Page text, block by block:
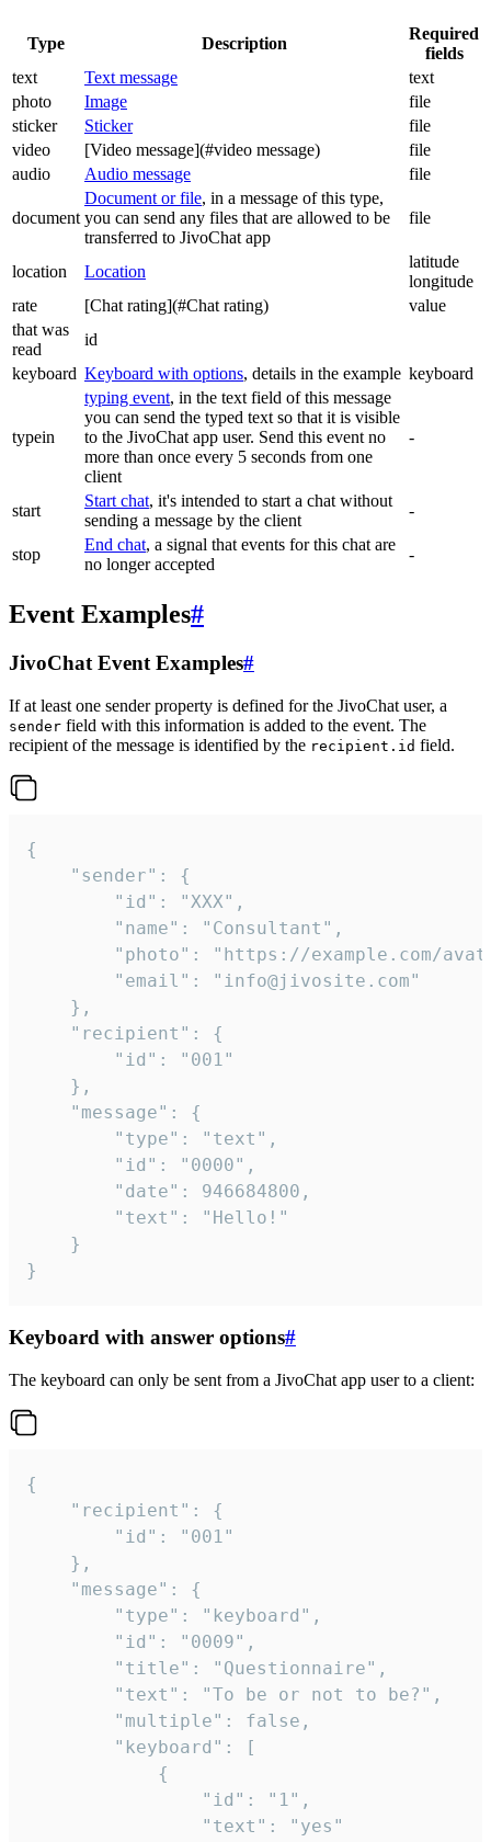
Type Description
Required
fields
text
Text message
text
photo
Image
file
sticker
Sticker
file
video
[Video message](#video message)
file
audio
Audio message file
document
Document or file, in a message of this type,
you can send any files that are allowed to be
transferred to JivoChat app
file
location Location
latitude
longitude
rate
[Chat rating](#Chat rating)
value
that was
read
id
keyboard Keyboard with options, details in the example keyboard
typein
typing event, in the text field of this message
you can send the typed text so that it is visible
to the JivoChat app user. Send this event no
more than once every 5 seconds from one
client
-
start
Start chat, it's intended to start a chat without
sending a message by the client
-
stop
End chat, a signal that events for this chat are
no longer accepted
-
Event Examples#
JivoChat Event Examples#
If at least one sender property is defined for the JivoChat user, a
sender field with this information is added to the event. The
recipient of the message is identified by the recipient.id field.
{
}
Keyboard with answer options#
The keyboard can only be sent from a JivoChat app user to a client:
{